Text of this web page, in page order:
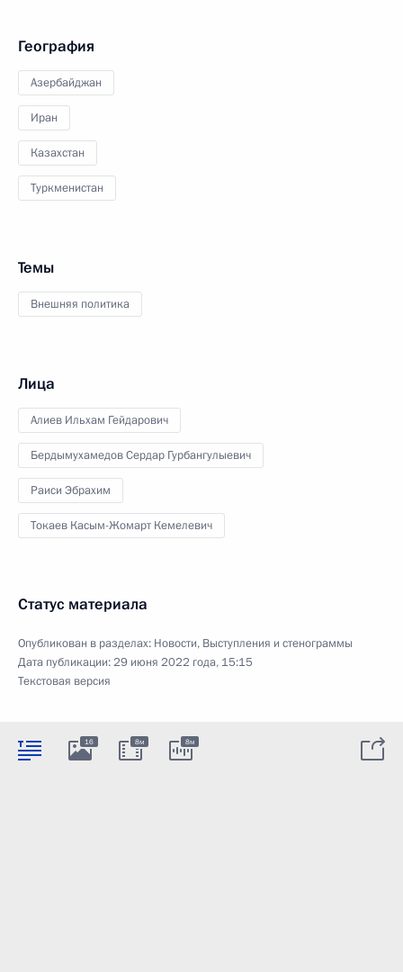
География
Азербайджан
Иран
Казахстан
Туркменистан
Темы
Внешняя политика
Лица
Алиев Ильхам Гейдарович
Бердымухамедов Сердар Гурбангулыевич
Раиси Эбрахим
Токаев Касым-Жомарт Кемелевич
Статус материала
Опубликован в разделах: Новости, Выступления и стенограммы
Дата публикации:29 июня 2022 года, 15:15
Текстовая версия
16 8м 8м